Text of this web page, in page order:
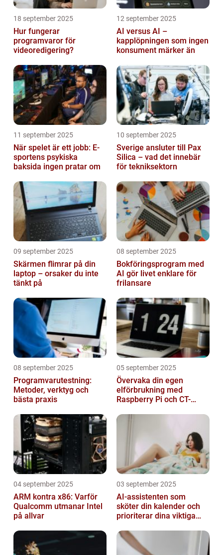
18 september 2025
Hur fungerar
programvaror för
videoredigering?
12 september 2025
AI versus AI –
kapplöpningen som ingen
konsument märker än
11 september 2025
När spelet är ett jobb: E-
sportens psykiska
baksida ingen pratar om
10 september 2025
Sverige ansluter till Pax
Silica – vad det innebär
för tekniksektorn
09 september 2025
Skärmen flimrar på din
laptop – orsaker du inte
tänkt på
08 september 2025
Bokföringsprogram med
AI gör livet enklare för
frilansare
08 september 2025
Programvarutestning:
Metoder, verktyg och
bästa praxis
05 september 2025
Övervaka din egen
elförbrukning med
Raspberry Pi och CT-
04 september 2025
ARM kontra x86: Varför
Qualcomm utmanar Intel
på allvar
03 september 2025
AI-assistenten som
sköter din kalender och
prioriterar dina viktiga